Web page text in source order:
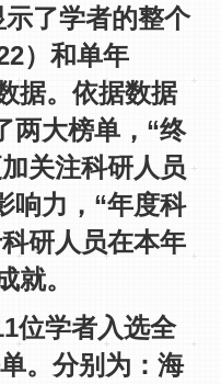
示了学者的整个
）和单年
据。依据数据
两大榜单，“终
关注科研人员
响力，“年度科
研人员在本年
就。
学者入选全
。分别为：海